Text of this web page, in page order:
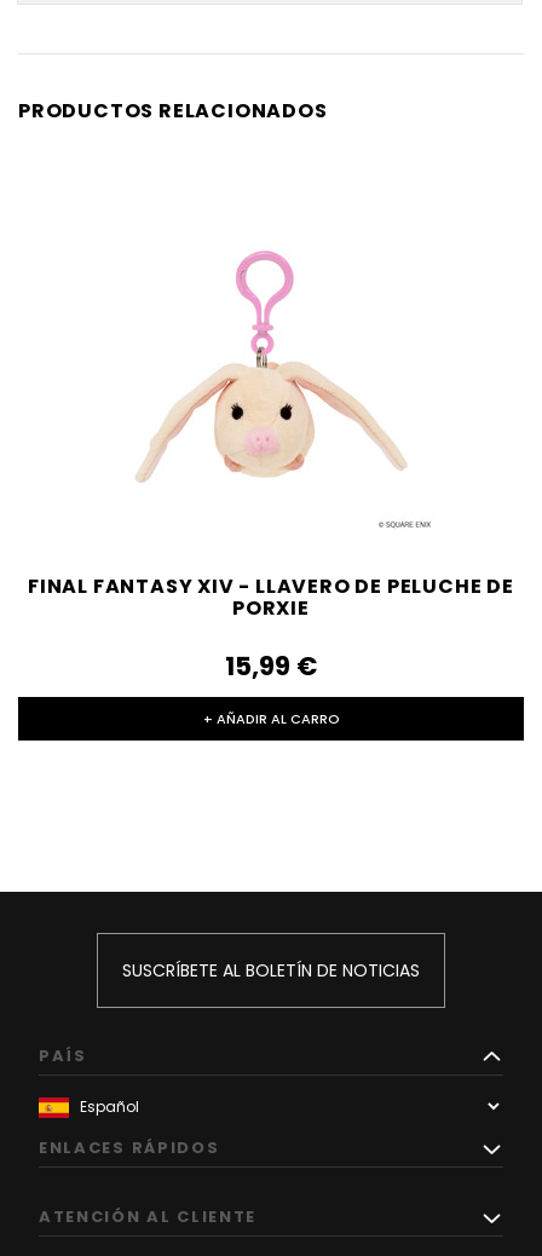
PRODUCTOS RELACIONADOS
FINAL FANTASY XIV - LLAVERO DE PELUCHE DE
PORXIE
15,99‎ ‎€
+ AÑADIR AL CARRO
SUSCRÍBETE AL BOLETÍN DE NOTICIAS
PAÍS
ENLACES RÁPIDOS
ATENCIÓN AL CLIENTE